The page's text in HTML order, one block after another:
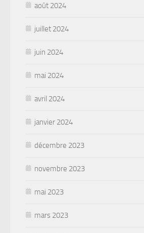
août 2024
juillet 2024
juin 2024
mai 2024
avril 2024
janvier 2024
décembre 2023
novembre 2023
mai 2023
mars 2023